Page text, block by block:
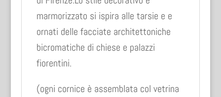
marmorizzato si ispira alle tarsie e e
ornati delle facciate architettoniche
bicromatiche di chiese e palazzi
fiorentini.
(ogni cornice è assemblata col vetrina